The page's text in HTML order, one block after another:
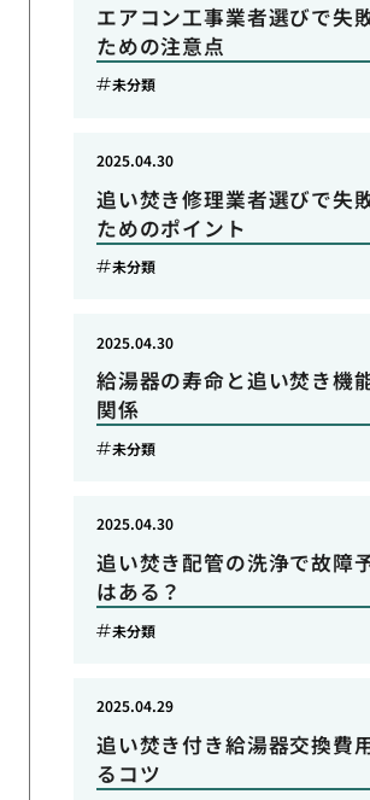
エアコン工事業者選びで失
ための注意点
未分類
追い焚き修理業者選びで失
ためのポイント
2025.04.30
未分類
給湯器の寿命と追い焚き機
関係
2025.04.30
未分類
追い焚き配管の洗浄で故障
はある？
2025.04.30
未分類
追い焚き付き給湯器交換費
るコツ
2025.04.29